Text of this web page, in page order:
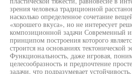
зрения человека традиционной
насколько определенное сочетание
«хорошего вкуса», но не интересует
композиционной задачи Современный
принципом построения которого
строится на основаниях тектонической
Функциональность, даже игровая,
целесообразность и предпочтение
задачи, что подразумевает